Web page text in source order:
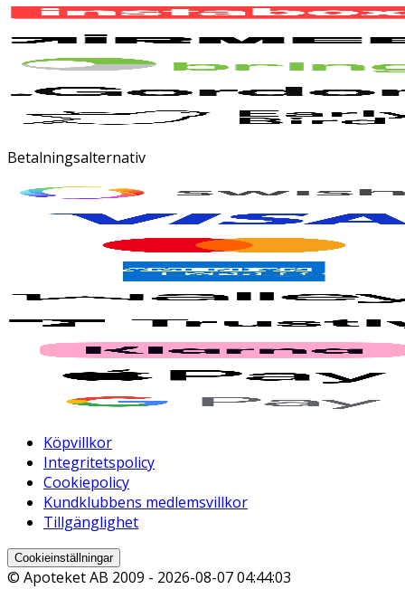
Betalningsalternativ
Köpvillkor
Integritetspolicy
Cookiepolicy
Kundklubbens medlemsvillkor
Tillgänglighet
Cookieinställningar
© Apoteket AB 2009 - 2026-08-07 04:44:03